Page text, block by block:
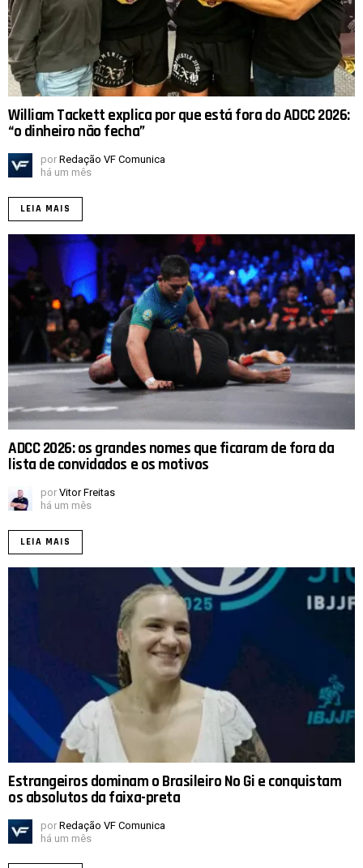
William Tackett explica por que está fora do ADCC 2026:
“o dinheiro não fecha”
por Redação VF Comunica
há um mês
LEIA MAIS
ADCC 2026: os grandes nomes que ficaram de fora da
lista de convidados e os motivos
por Vitor Freitas
há um mês
LEIA MAIS
Estrangeiros dominam o Brasileiro No Gi e conquistam
os absolutos da faixa-preta
por Redação VF Comunica
há um mês